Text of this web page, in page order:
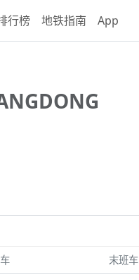
行榜 地铁指南 App
末班车